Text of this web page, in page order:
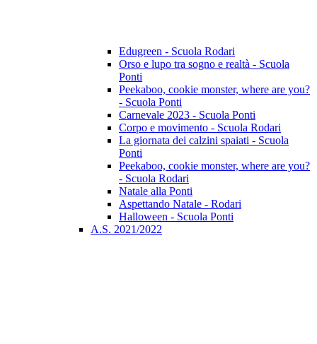
Edugreen - Scuola Rodari
Orso e lupo tra sogno e realtà - Scuola
Ponti
Peekaboo, cookie monster, where are you?
- Scuola Ponti
Carnevale 2023 - Scuola Ponti
Corpo e movimento - Scuola Rodari
La giornata dei calzini spaiati - Scuola
Ponti
Peekaboo, cookie monster, where are you?
- Scuola Rodari
Natale alla Ponti
Aspettando Natale - Rodari
Halloween - Scuola Ponti
A.S. 2021/2022